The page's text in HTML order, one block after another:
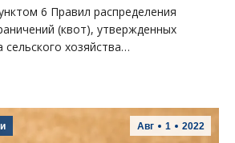
6 Правил распределения
(квот), утвержденных
хозяйства…
Авг 1 2022